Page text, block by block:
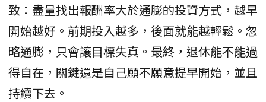
致：盡量找出報酬率大於通膨的投資方式，越早
開始越好。前期投入越多，後面就能越輕鬆。忽
略通膨，只會讓目標失真。最終，退休能不能過
得自在，關鍵還是自己願不願意提早開始，並且
持續下去。